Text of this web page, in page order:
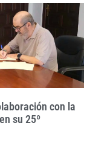
con la
su 25º